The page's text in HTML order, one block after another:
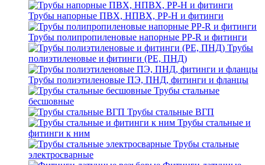
Трубы напорные ПВХ, НПВХ, PP-H и фитинги
Трубы полипропиленовые напорные PP-R и фитинги
Трубы
полиэтиленовые и фитинги (PE, ПНД)
Трубы полиэтиленовые ПЭ, ПНД, фитинги и фланцы
Трубы стальные
бесшовные
Трубы стальные ВГП
Трубы стальные и
фитинги к ним
Трубы стальные
электросварные